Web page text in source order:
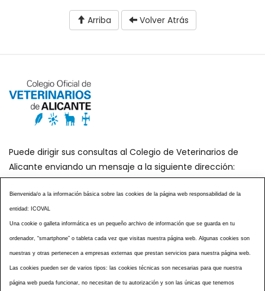
Arriba Volver Atrás
Puede dirigir sus consultas al Colegio de Veterinarios de
Alicante enviando un mensaje a la siguiente dirección:
secretaria@icoval.org
¿SABÍAS QUÉ?
CENTROS VETERINARIOS
TABLÓN ANUNCIOS
CURSOS Y EVENTOS
TÉRMINOS Y CONDICIONES
ESPECIAL COVID 19
Bienvenida/o a la información básica sobre las cookies de la página web responsabilidad de la
entidad: ICOVAL
Una cookie o galleta informática es un pequeño archivo de información que se guarda en tu
ordenador, “smartphone” o tableta cada vez que visitas nuestra página web. Algunas cookies son
nuestras y otras pertenecen a empresas externas que prestan servicios para nuestra página web.
Las cookies pueden ser de varios tipos: las cookies técnicas son necesarias para que nuestra
página web pueda funcionar, no necesitan de tu autorización y son las únicas que tenemos